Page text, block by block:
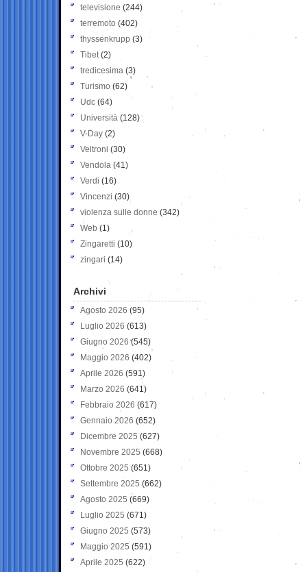
televisione(244)
terremoto (402)
thyssenkrupp (3)
Tibet(2)
tredicesima (3)
Turismo (62)
Udc (64)
Università (128)
V-Day (2)
Veltroni (30)
Vendola (41)
Verdi (16)
Vincenzi (30)
violenza sulle donne (342)
Web (1)
Zingaretti (10)
zingari (14)
Archivi
Agosto 2026 (95)
Luglio 2026 (613)
Giugno 2026 (545)
Maggio 2026 (402)
Aprile 2026 (591)
Marzo 2026 (641)
Febbraio 2026 (617)
Gennaio 2026 (652)
Dicembre 2025 (627)
Novembre 2025 (668)
Ottobre 2025 (651)
Settembre 2025 (662)
Agosto 2025 (669)
Luglio 2025 (671)
Giugno 2025 (573)
Maggio 2025 (591)
Aprile 2025 (622)